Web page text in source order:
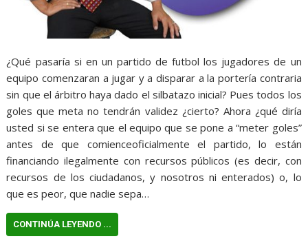
¿Qué pasaría si en un partido de futbol los jugadores de un
equipo comenzaran a jugar y a disparar a la portería contraria
sin que el árbitro haya dado el silbatazo inicial? Pues todos los
goles que meta no tendrán validez ¿cierto? Ahora ¿qué diría
usted si se entera que el equipo que se pone a “meter goles”
antes de que comienceoficialmente el partido, lo están
financiando ilegalmente con recursos públicos (es decir, con
recursos de los ciudadanos, y nosotros ni enterados) o, lo
que es peor, que nadie sepa…
CONTINÚA LEYENDO ...